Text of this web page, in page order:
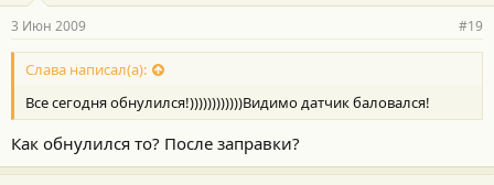
3 Июн 2009 #19
Слава написал(а):
Все сегодня обнулился!))))))))))))Видимо датчик баловался!
Как обнулился то? После заправки?